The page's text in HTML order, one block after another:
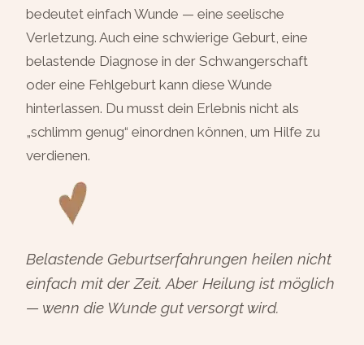
bedeutet einfach Wunde — eine seelische
Verletzung. Auch eine schwierige Geburt, eine
belastende Diagnose in der Schwangerschaft
oder eine Fehlgeburt kann diese Wunde
hinterlassen. Du musst dein Erlebnis nicht als
„schlimm genug“ einordnen können, um Hilfe zu
verdienen.
Belastende Geburtserfahrungen heilen nicht
einfach mit der Zeit. Aber Heilung ist möglich
— wenn die Wunde gut versorgt wird.